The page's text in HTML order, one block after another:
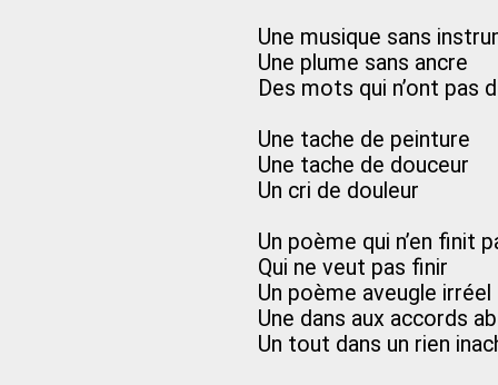
Une musique sans
Une plume sans ancre
Des mots qui n’ont pas
Une tache de peinture
Une tache de douceur
Un cri de douleur
Un poème qui n’en finit
Qui ne veut pas finir
Un poème aveugle irréel
Une dans aux accords
Un tout dans un rien